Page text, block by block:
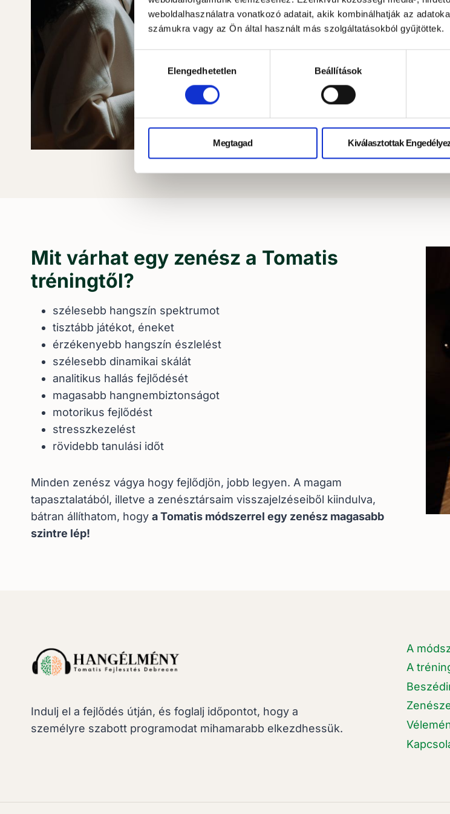
weboldalhasználatra vonatkozó adatait, akik kombinálhatják az
számukra vagy az Ön által használt más szolgáltatásokból gyűjtöttek.
Hozzájárulás
kiválasztásaElengedhetetlen Beállítások
Megtagad Kiválasztottak
A
A
Mit várhat egy zenész a Tomatis
tréningtől?
szélesebb hangszín spektrumot
tisztább játékot, éneket
érzékenyebb hangszín észlelést
szélesebb dinamikai skálát
analitikus hallás fejlődését
magasabb hangnembiztonságot
motorikus fejlődést
stresszkezelést
rövidebb tanulási időt
Minden zenész vágya hogy fejlődjön, jobb legyen. A magam
tapasztalatából, illetve a zenésztársaim visszajelzéseiből kiindulva,
bátran állíthatom, hogy a Tomatis módszerrel egy zenész magasabb
szintre lép!
Indulj el a fejlődés útján, és foglalj időpontot, hogy a
személyre szabott programodat mihamarabb elkezdhessük.
A
A